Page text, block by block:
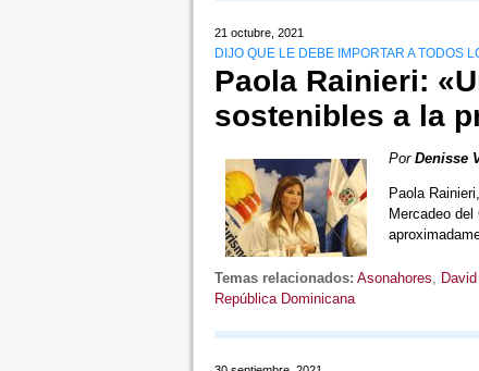
21 octubre, 2021
DIJO QUE LE DEBE IMPORTAR A TODOS
Paola Rainieri:
sostenibles a la
Por Denisse
Paola
Mercadeo
Temas relacionados: Asonahores
República Dominicana